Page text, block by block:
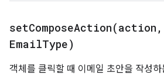
setComposeAction(action ,
EmailType)
객체를 클릭할 때 이메일 초안을 작성